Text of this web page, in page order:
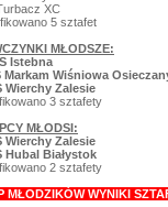
XC
5 sztafet
MŁODSZE:
Istebna
Markam Wiśniowa
Wierchy Zalesie
3 sztafety
MŁODSI:
Wierchy Zalesie
Hubal Białystok
2 sztafety
MŁODZIKÓW WYNIKI